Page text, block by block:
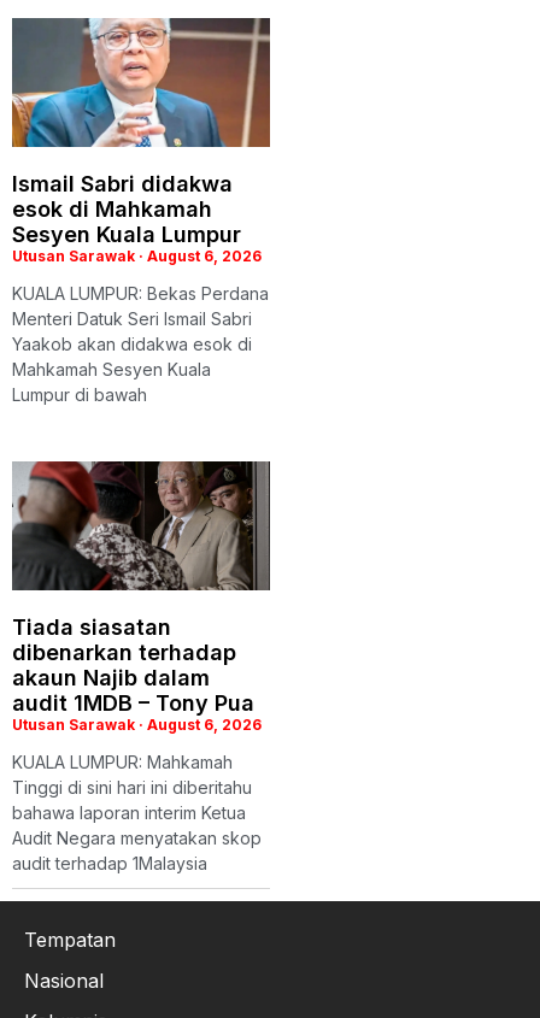
Ismail Sabri didakwa
esok di Mahkamah
Sesyen Kuala Lumpur
Utusan Sarawak August 6, 2026
KUALA LUMPUR: Bekas Perdana
Menteri Datuk Seri Ismail Sabri
Yaakob akan didakwa esok di
Mahkamah Sesyen Kuala
Lumpur di bawah
Tiada siasatan
dibenarkan terhadap
akaun Najib dalam
audit 1MDB – Tony Pua
Utusan Sarawak August 6, 2026
KUALA LUMPUR: Mahkamah
Tinggi di sini hari ini diberitahu
bahawa laporan interim Ketua
Audit Negara menyatakan skop
audit terhadap 1Malaysia
Tempatan
Nasional